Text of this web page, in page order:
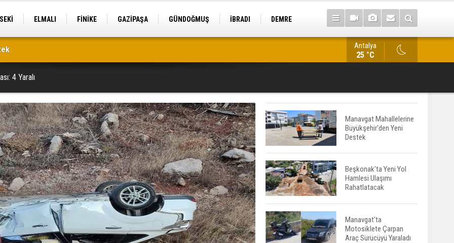
ELMALI FİNİKE GAZİPAŞA GÜNDOĞMUŞ İBRADI DEMRE
Kestel'de İş Makinesine Bırakılan Not Duygulandırdı
Antalya
25 °C
4 Yaralı
Manavgat Mahallelerine
Büyükşehir'den Yeni
Destek
Beşkonak'ta Yeni Yol
Hamlesi Ulaşımı
Rahatlatacak
Manavgat'ta
Motosiklete Çarpan
Araç Sürücüyü Yaraladı